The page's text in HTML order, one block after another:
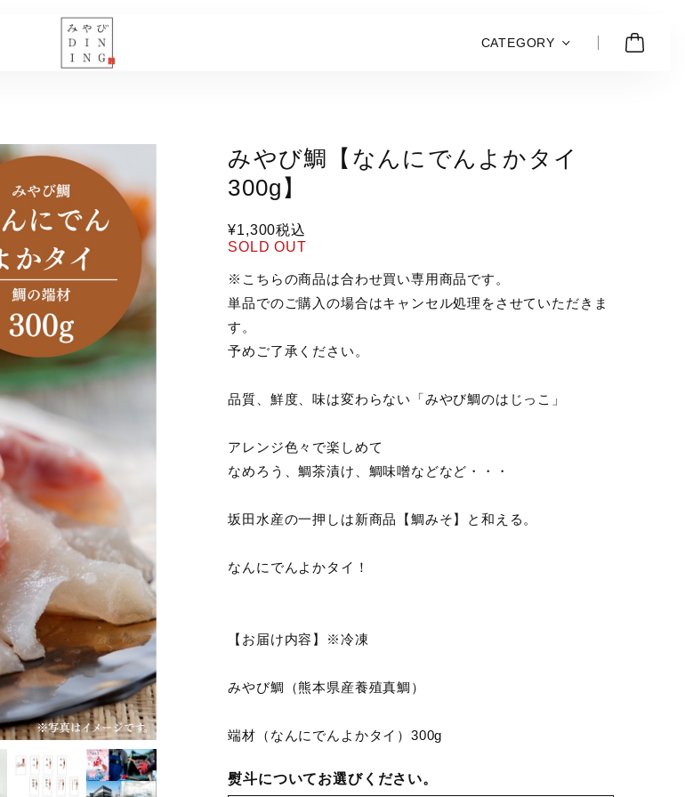
CATEGORY
みやび鯛【なんにでんよかタイ
300g】
¥1,300税込
SOLD OUT
※こちらの商品は合わせ買い専用商品です。
単品でのご購入の場合はキャンセル処理をさせていただきま
す。
予めご了承ください。
品質、鮮度、味は変わらない「みやび鯛のはじっこ」
アレンジ色々で楽しめて
なめろう、鯛茶漬け、鯛味噌などなど・・・
坂田水産の一押しは新商品【鯛みそ】と和える。
なんにでんよかタイ！
【お届け内容】※冷凍
みやび鯛（熊本県産養殖真鯛）
端材（なんにでんよかタイ）300g
熨斗についてお選びください。